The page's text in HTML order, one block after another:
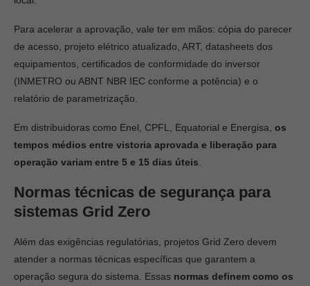
Para acelerar a aprovação, vale ter em mãos: cópia do parecer
de acesso, projeto elétrico atualizado, ART, datasheets dos
equipamentos, certificados de conformidade do inversor
(INMETRO ou ABNT NBR IEC conforme a potência) e o
relatório de parametrização.
Em distribuidoras como Enel, CPFL, Equatorial e Energisa, os
tempos médios entre vistoria aprovada e liberação para
operação variam entre 5 e 15 dias úteis
Normas técnicas de segurança para
sistemas Grid Zero
Além das exigências regulatórias, projetos Grid Zero devem
atender a normas técnicas específicas que garantem a
operação segura do sistema. Essas normas definem como os